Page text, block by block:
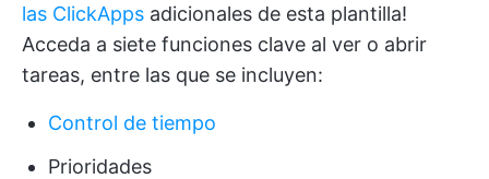
las ClickApps adicionales de esta plantilla!
Acceda a siete funciones clave al ver o abrir
tareas, entre las que se incluyen:
Control de tiempo
Prioridades